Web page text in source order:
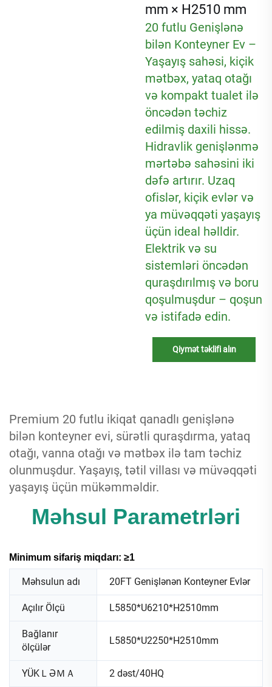
mm × H2510 mm
20 futlu Genişlənə
bilən Konteyner Ev –
Yaşayış sahəsi, kiçik
mətbəx, yataq otağı
və kompakt tualet ilə
öncədən təchiz
edilmiş daxili hissə.
Hidravlik genişlənmə
mərtəbə sahəsini iki
dəfə artırır. Uzaq
ofislər, kiçik evlər və
ya müvəqqəti yaşayış
üçün ideal həlldir.
Elektrik və su
sistemləri öncədən
quraşdırılmış və boru
qoşulmuşdur – qoşun
və istifadə edin.
Qiymət təklifi alın
Premium 20 futlu ikiqat qanadlı genişlənə
bilən konteyner evi, sürətli quraşdırma, yataq
otağı, vanna otağı və mətbəx ilə tam təchiz
olunmuşdur. Yaşayış, tətil villası və müvəqqəti
yaşayış üçün mükəmməldir.
Məhsul Parametrləri
Minimum sifariş miqdarı: ≥1
Məhsulun adı 20FT Genişlənən Konteyner Evlər
Açılır Ölçü L5850*U6210*H2510mm
Bağlanır
ölçülər
L5850*U2250*H2510mm
YÜKＬƏＭＡ 2 dəst/40HQ